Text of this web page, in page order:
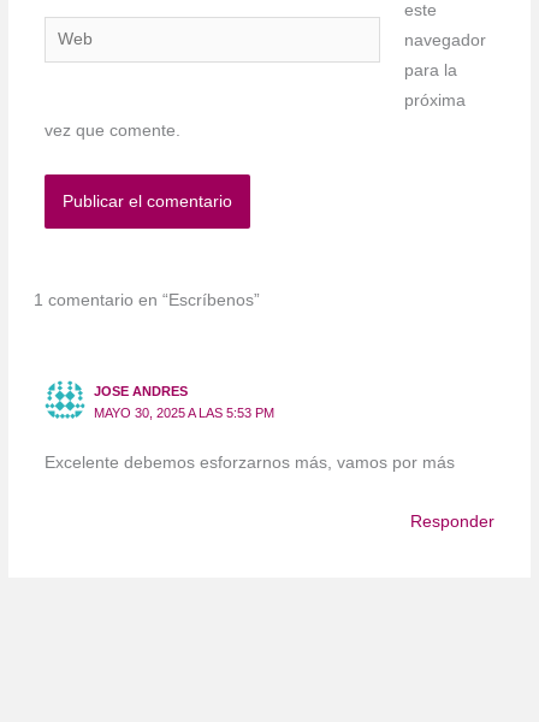
Web
este
navegador
para la
próxima
vez que comente.
1 comentario en “Escríbenos”
JOSE ANDRES
MAYO 30, 2025 A LAS 5:53 PM
Excelente debemos esforzarnos más, vamos por más
Responder